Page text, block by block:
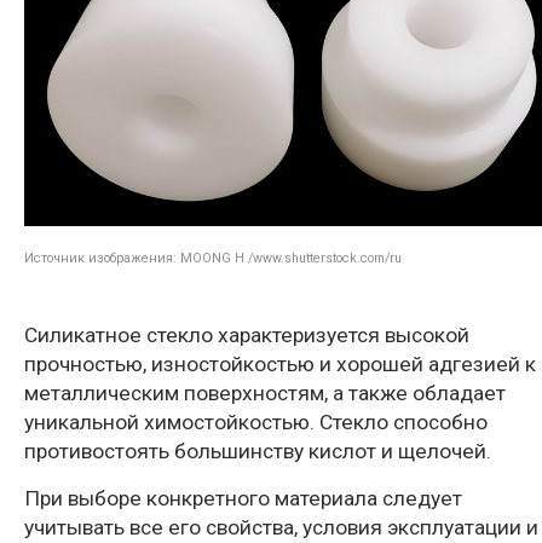
Источник изображения: MOONG H /www.shutterstock.com/ru
Силикатное стекло характеризуется высокой
прочностью, изностойкостью и хорошей адгезией к
металлическим поверхностям, а также обладает
уникальной химостойкостью. Стекло способно
противостоять большинству кислот и щелочей.
При выборе конкретного материала следует
учитывать все его свойства, условия эксплуатации и